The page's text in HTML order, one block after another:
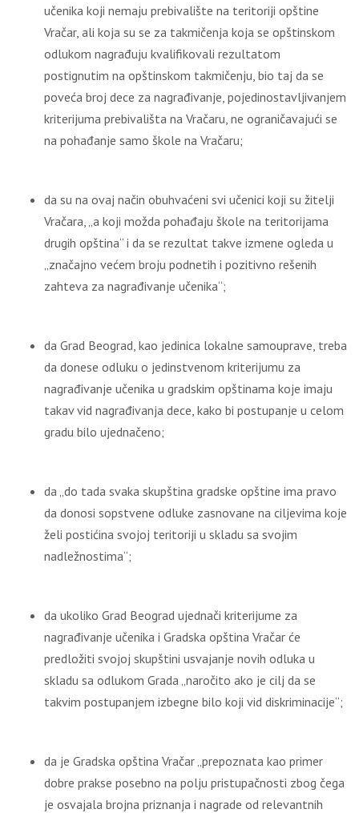
učenika koji nemaju prebivalište na teritoriji opštine
Vračar, ali koja su se za takmičenja koja se opštinskom
odlukom nagrađuju kvalifikovali rezultatom
postignutim na opštinskom takmičenju, bio taj da se
poveća broj dece za nagrađivanje, pojedinostavljivanjem
kriterijuma prebivališta na Vračaru, ne ograničavajući se
na pohađanje samo škole na Vračaru;
da su na ovaj način obuhvaćeni svi učenici koji su žitelji
Vračara, „a koji možda pohađaju škole na teritorijama
drugih opština“ i da se rezultat takve izmene ogleda u
„značajno većem broju podnetih i pozitivno rešenih
zahteva za nagrađivanje učenika“;
da Grad Beograd, kao jedinica lokalne samouprave, treba
da donese odluku o jedinstvenom kriterijumu za
nagrađivanje učenika u gradskim opštinama koje imaju
takav vid nagrađivanja dece, kako bi postupanje u celom
gradu bilo ujednačeno;
da „do tada svaka skupština gradske opštine ima pravo
da donosi sopstvene odluke zasnovane na ciljevima koje
želi postićina svojoj teritoriji u skladu sa svojim
nadležnostima“;
da ukoliko Grad Beograd ujednači kriterijume za
nagrađivanje učenika i Gradska opština Vračar će
predložiti svojoj skupštini usvajanje novih odluka u
skladu sa odlukom Grada „naročito ako je cilj da se
takvim postupanjem izbegne bilo koji vid diskriminacije“;
da je Gradska opština Vračar „prepoznata kao primer
dobre prakse posebno na polju pristupačnosti zbog čega
je osvajala brojna priznanja i nagrade od relevantnih